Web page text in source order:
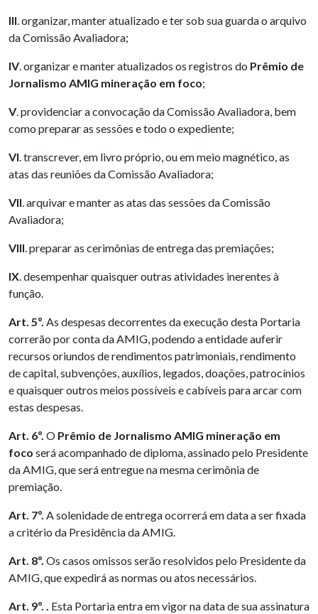
III. organizar, manter atualizado e ter sob sua guarda o arquivo
da Comissão Avaliadora;
IV. organizar e manter atualizados os registros do Prêmio de
Jornalismo AMIG mineração em foco;
V. providenciar a convocação da Comissão Avaliadora, bem
como preparar as sessões e todo o expediente;
VI. transcrever, em livro próprio, ou em meio magnético, as
atas das reuniões da Comissão Avaliadora;
VII. arquivar e manter as atas das sessões da Comissão
Avaliadora;
VIII. preparar as cerimônias de entrega das premiações;
IX. desempenhar quaisquer outras atividades inerentes à
função.
Art. 5º. As despesas decorrentes da execução desta Portaria
correrão por conta da AMIG, podendo a entidade auferir
recursos oriundos de rendimentos patrimoniais, rendimento
de capital, subvenções, auxílios, legados, doações, patrocínios
e quaisquer outros meios possíveis e cabíveis para arcar com
estas despesas.
Art. 6º. O Prêmio de Jornalismo AMIG mineração em
foco será acompanhado de diploma, assinado pelo Presidente
da AMIG, que será entregue na mesma cerimônia de
premiação.
Art. 7º. A solenidade de entrega ocorrerá em data a ser fixada
a critério da Presidência da AMIG.
Art. 8º. Os casos omissos serão resolvidos pelo Presidente da
AMIG, que expedirá as normas ou atos necessários.
Art. 9º. . Esta Portaria entra em vigor na data de sua assinatura